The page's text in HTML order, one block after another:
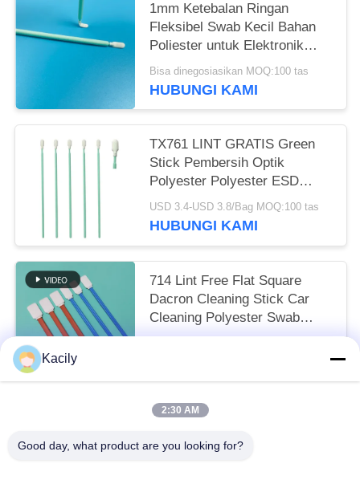
1mm Ketebalan Ringan
Fleksibel Swab Kecil Bahan
Poliester untuk Elektronik
Bersih
Bisa dinegosiasikan MOQ:100 tas
HUBUNGI KAMI
TX761 LINT GRATIS Green
Stick Pembersih Optik
Polyester Polyester ESD
Cleanroom Swab
USD 3.4-USD 3.8/Bag MOQ:100 tas
HUBUNGI KAMI
714 Lint Free Flat Square
Dacron Cleaning Stick Car
Cleaning Polyester Swab
untuk Cleanroom
Kacily
2:30 AM
Good day, what product are you looking for?